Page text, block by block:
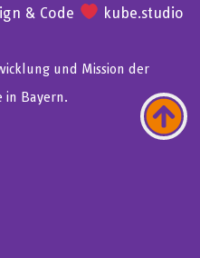
und Mission der
in Bayern.
& Code kube.studio